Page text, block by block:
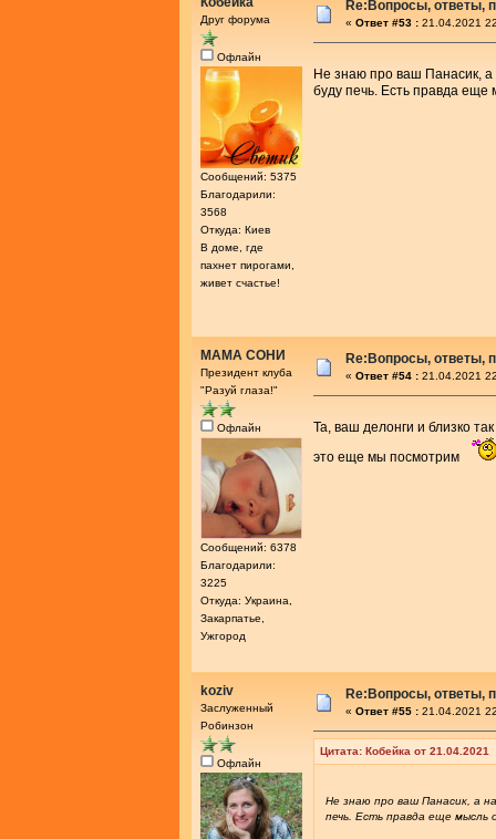
Друг форума
Офлайн
Сообщений: 5375
Благодарили:
3568
Откуда: Киев
В доме, где
пахнет пирогами,
живет счастье!
Re:Вопросы, ответы,
« Ответ #53 : 21.04.2021
Не знаю про ваш Панасик,
буду печь. Есть правда еще
МАМА СОНИ
Президент клуба
"Разуй глаза!"
Офлайн
Сообщений: 6378
Благодарили:
3225
Откуда: Украина,
Закарпатье,
Ужгород
Re:Вопросы, ответы,
« Ответ #54 : 21.04.2021
Та, ваш делонги и близко
это еще мы посмотрим
koziv
Заслуженный
Робинзон
Офлайн
Re:Вопросы, ответы,
« Ответ #55 : 21.04.2021
Цитата: Кобейка от
Не знаю про ваш Панасик, а
печь. Есть правда еще мысль